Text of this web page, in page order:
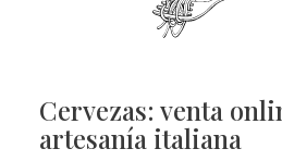
Cervezas: venta
artesanía italiana